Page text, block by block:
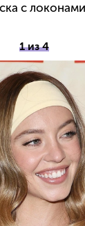
с локонами
1 из 4